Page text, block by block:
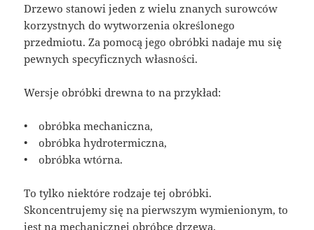
Drzewo stanowi jeden z wielu znanych surowców
korzystnych do wytworzenia określonego
przedmiotu. Za pomocą jego obróbki nadaje mu się
pewnych specyficznych własności.
Wersje obróbki drewna to na przykład:
• obróbka mechaniczna,
• obróbka hydrotermiczna,
• obróbka wtórna.
To tylko niektóre rodzaje tej obróbki.
Skoncentrujemy się na pierwszym wymienionym, to
jest na mechanicznej obróbce drzewa.